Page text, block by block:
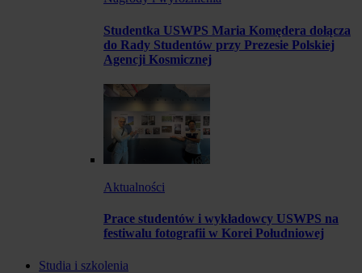
Studentka USWPS Maria Komędera dołącza
do Rady Studentów przy Prezesie Polskiej
Agencji Kosmicznej
Aktualności
Prace studentów i wykładowcy USWPS na
festiwalu fotografii w Korei Południowej
Studia i szkolenia